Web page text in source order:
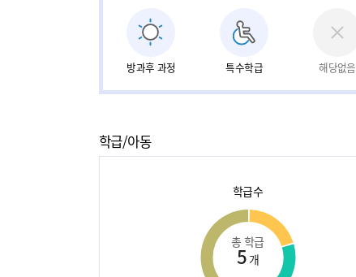
방과후 과정 특수학급 해당없음
학급/아동
학급수
총 학급
5 개